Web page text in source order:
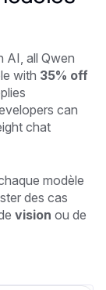
AI, all Qwen
with 35% off
can
chat
modèle
des cas
vision ou de